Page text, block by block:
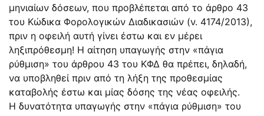
μηνιαίων δόσεων, που προβλέπεται από το άρθρο 43
του Κώδικα Φορολογικών Διαδικασιών (ν. 4174/2013),
πριν η οφειλή αυτή γίνει έστω και εν μέρει
ληξιπρόθεσμη! Η αίτηση υπαγωγής στην «πάγια
ρύθμιση» του άρθρου 43 του ΚΦΔ θα πρέπει, δηλαδή,
να υποβληθεί πριν από τη λήξη της προθεσμίας
καταβολής έστω και μίας δόσης της νέας οφειλής.
Η δυνατότητα υπαγωγής στην «πάγια ρύθμιση» του